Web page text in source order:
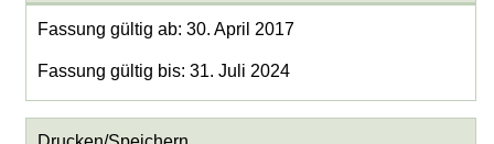
Fassung gültig ab: 30. April 2017
Fassung gültig bis: 31. Juli 2024